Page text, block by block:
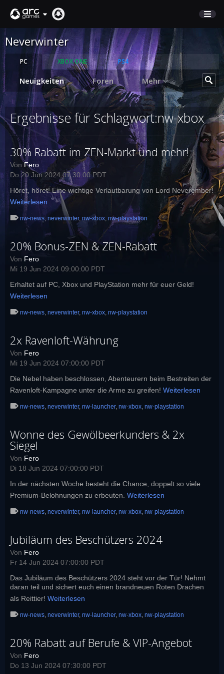
MARKTPLATZ
KUNDENSERVICE
Anmelden
English
Deutsch
Français
Italiano
Pусский
Español
Neverwinter
PC XBOX ONE PS4
Neuigkeiten Foren Mehr
Ergebnisse für Schlagwort:nw-xbox
30% Rabatt im ZEN-Markt und mehr!
VonFero
Do 20 Jun 2024 07:30:00 PDT
Höret, höret! Eine wichtige Verlautbarung von Lord Neverember!
Weiterlesen
nw-news, neverwinter, nw-xbox, nw-playstation
20% Bonus-ZEN & ZEN-Rabatt
Von Fero
Mi 19 Jun 2024 09:00:00 PDT
Erhaltet auf PC, Xbox und PlayStation mehr für euer Geld!
Weiterlesen
nw-news, neverwinter, nw-xbox, nw-playstation
2x Ravenloft-Währung
Von Fero
Mi 19 Jun 2024 07:00:00 PDT
Die Nebel haben beschlossen, Abenteurern beim Bestreiten der
Ravenloft-Kampagne unter die Arme zu greifen! Weiterlesen
nw-news, neverwinter, nw-launcher, nw-xbox, nw-playstation
Wonne des Gewölbeerkunders & 2x
Siegel
Von Fero
Di 18 Jun 2024 07:00:00 PDT
In der nächsten Woche besteht die Chance, doppelt so viele
Premium-Belohnungen zu erbeuten. Weiterlesen
nw-news, neverwinter, nw-launcher, nw-xbox, nw-playstation
Jubiläum des Beschützers 2024
Von Fero
Fr 14 Jun 2024 07:00:00 PDT
Das Jubiläum des Beschützers 2024 steht vor der Tür! Nehmt
daran teil und sichert euch einen brandneuen Roten Drachen
als Reittier! Weiterlesen
nw-news, neverwinter, nw-launcher, nw-xbox, nw-playstation
20% Rabatt auf Berufe & VIP-Angebot
Von Fero
Do 13 Jun 2024 07:30:00 PDT